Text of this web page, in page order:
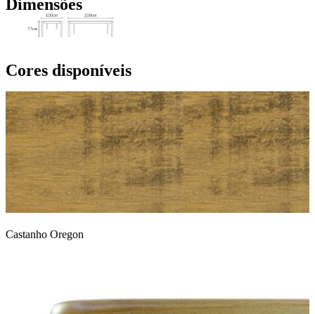
Dimensões
Cores disponíveis
Castanho Oregon